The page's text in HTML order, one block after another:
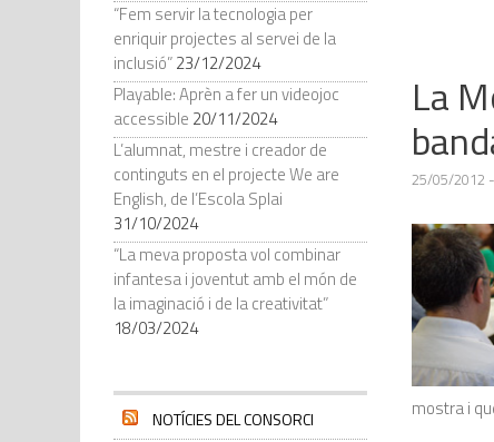
La
25/05/2012 -
mostra i
“Fem servir la tecnologia per
enriquir projectes al servei de la
inclusió”23/12/2024
Playable: Aprèn a fer un videojoc
accessible 20/11/2024
L’alumnat, mestre i creador de
continguts en el projecte We are
English, de l’Escola Splai
31/10/2024
“La meva proposta vol combinar
infantesa i joventut amb el món de
la imaginació i de la creativitat”
18/03/2024
NOTÍCIES DEL CONSORCI